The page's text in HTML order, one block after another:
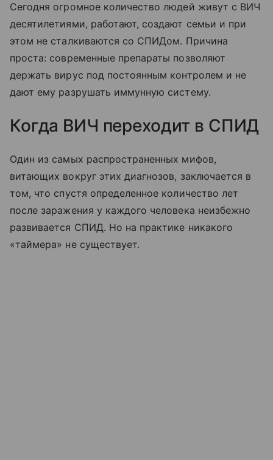
Сегодня огромное количество людей живут с ВИЧ
десятилетиями, работают, создают семьи и при
этом не сталкиваются со СПИДом. Причина
проста: современные препараты позволяют
держать вирус под постоянным контролем и не
дают ему разрушать иммунную систему.
Когда ВИЧ переходит в СПИД
Один из самых распространенных мифов,
витающих вокруг этих диагнозов, заключается в
том, что спустя определенное количество лет
после заражения у каждого человека неизбежно
развивается СПИД. Но на практике никакого
«таймера» не существует.